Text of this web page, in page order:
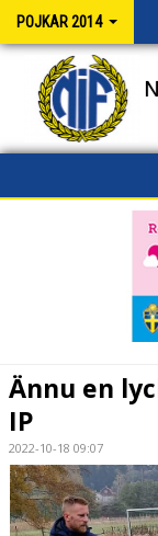
POJKAR 2014
TRUPPEN
BILDGALLERI
DOKUMENT
Ännu en
IP
2022-10-18 09:07